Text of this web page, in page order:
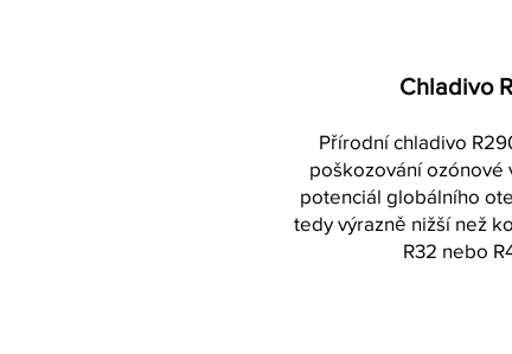
Chladivo
Přírodní chladivo
poškozování ozónové
potenciál globálního
tedy výrazně nižší než
R32 nebo